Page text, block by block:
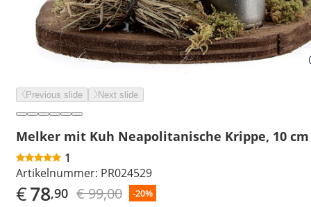
Previous slide Next slide
Melker mit Kuh Neapolitanische Krippe, 10 cm
1
Artikelnummer: PR024529
€78,90 € 99,00 -20%